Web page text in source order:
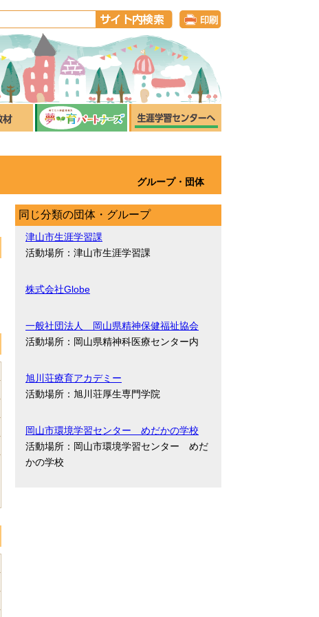
グループ・団体
同じ分類の団体・グループ
津山市生涯学習課
活動場所：津山市生涯学習課
株式会社Globe
一般社団法人 岡山県精神保健福祉協会
活動場所：岡山県精神科医療センター内
旭川荘療育アカデミー
活動場所：旭川荘厚生専門学院
岡山市環境学習センター めだかの学校
活動場所：岡山市環境学習センター めだ
かの学校